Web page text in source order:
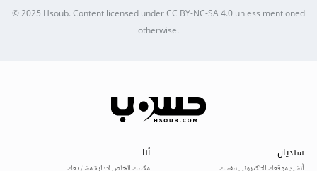
© 2025Hsoub.Content licensed underCC BY-NC-SA 4.0unless mentioned
otherwise.